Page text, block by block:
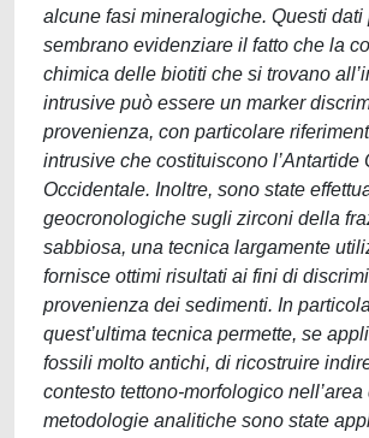
alcune fasi mineralogiche. Questi dati
sembrano evidenziare il fatto che la
chimica delle biotiti che si trovano
intrusive può essere un marker
provenienza, con particolare
intrusive che costituiscono l’Antartide
Occidentale. Inoltre, sono state
geocronologiche sugli zirconi della
sabbiosa, una tecnica largamente
fornisce ottimi risultati ai fini di
provenienza dei sedimenti. In
quest’ultima tecnica permette, se
fossili molto antichi, di ricostruire
contesto tettono-morfologico
metodologie analitiche sono state